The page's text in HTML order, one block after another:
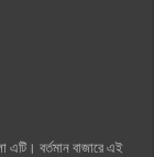
এটি। বর্তমান বাজারে এই